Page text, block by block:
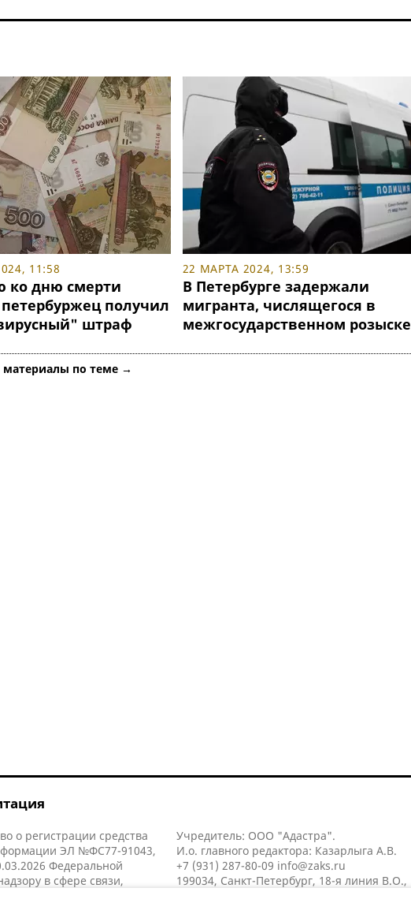
11:58
ко дню смерти
получил
штраф
22 МАРТА 2024, 13:59
В Петербурге задержали
мигранта, числящегося в
межгосударственном розыске
материалы по теме →
о регистрации средства
ЭЛ №ФС77-91043,
Федеральной
в сфере связи,
Учредитель: ООО "Адастра".
И.о. главного редактора: Казарлыга А.В.
+7 (931) 287-80-09 info@zaks.ru
199034, Санкт-Петербург, 18-я линия В.О.,